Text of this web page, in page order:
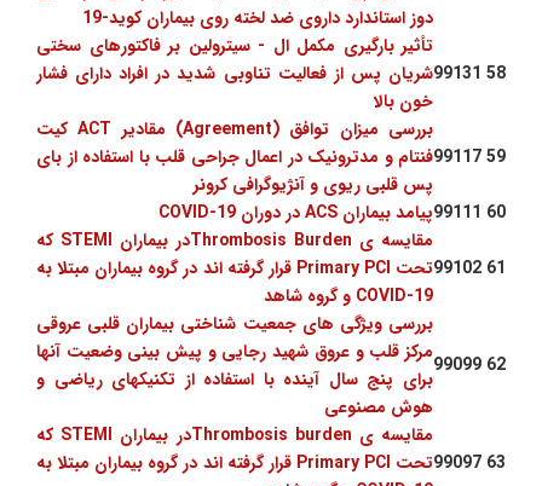
دوز استاندارد داروی ضد لخته روی بیماران کوید-19
58
99131
تأثیر بارگیری مکمل ال - سیترولین بر فاکتورهای سختی
شریان پس از فعالیت تناوبی شدید در افراد دارای فشار
خون بالا
59
99117
بررسی میزان توافق (Agreement) مقادیر ACT کیت
فنتام و مدترونیک در اعمال جراحی قلب با استفاده از بای
پس قلبی ریوی و آنژیوگرافی کرونر
60
99111پیامد بیماران ACS در دوران COVID-19
61
99102
مقایسه ی Thrombosis Burdenدر بیماران STEMI که
تحت Primary PCI قرار گرفته اند در گروه بیماران مبتلا به
COVID-19 و گروه شاهد
62
99099
بررسی ویژگی های جمعیت شناختی بیماران قلبی عروقی
مرکز قلب و عروق شهید رجایی و پیش بینی وضعیت آنها
برای پنج سال آینده با استفاده از تکنیکهای ریاضی و
هوش مصنوعی
63
99097
مقایسه ی Thrombosis burdenدر بیماران STEMI که
تحت Primary PCI قرار گرفته اند در گروه بیماران مبتلا به